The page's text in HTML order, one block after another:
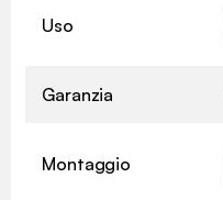
Uso
Garanzia
Montaggio